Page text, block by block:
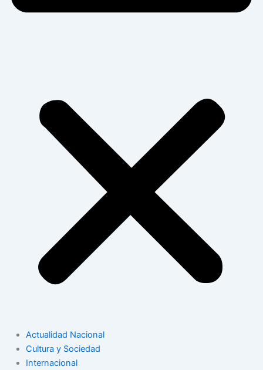
Actualidad Nacional
Cultura y Sociedad
Internacional